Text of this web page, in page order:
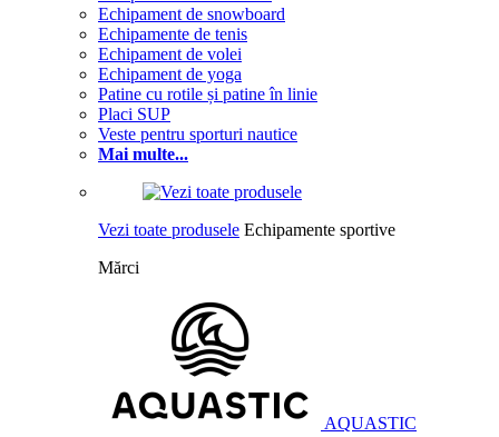
Echipament de snowboard
Echipamente de tenis
Echipament de volei
Echipament de yoga
Patine cu rotile și patine în linie
Placi SUP
Veste pentru sporturi nautice
Mai multe...
Vezi toate produsele Echipamente sportive
Mărci
AQUASTIC